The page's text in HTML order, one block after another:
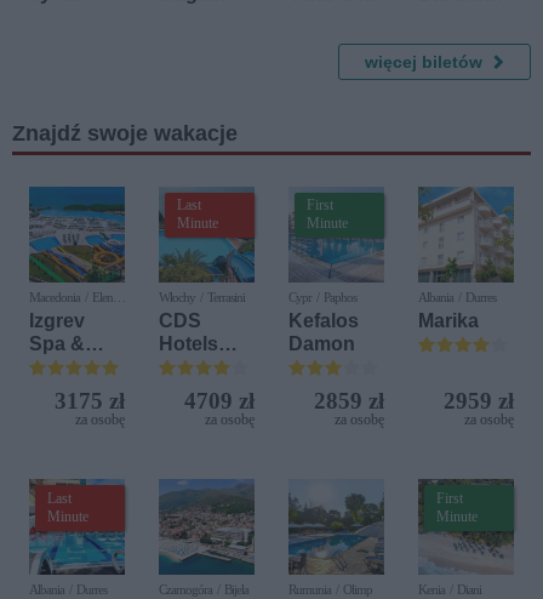
więcej biletów
Znajdź swoje wakacje
Macedonia / Elen
Kamen
Izgrev
Spa &
Aquapark
3175 zł
za osobę
Last
Minute
Włochy / Terrasini
CDS
Hotels
Terrasini
(ex. Citta
del Mare)
4709 zł
za osobę
First
Minute
Cypr / Paphos
Kefalos
Damon
2859 zł
za osobę
Albania / Durres
Marika
2959 zł
za osobę
Last
Minute
Albania / Durres Czarnogóra / Bijela Rumunia / Olimp
First
Minute
Kenia / Diani